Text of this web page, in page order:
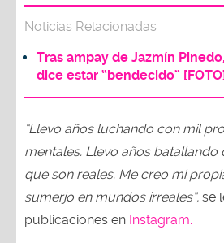
Noticias Relacionadas
Tras ampay de Jazmín
dice estar “bendecido”
“Llevo años luchando con mil
mentales. Llevo años batallando
que son reales. Me creo mi
sumerjo en mundos irreales”, se
publicaciones en Instagram.